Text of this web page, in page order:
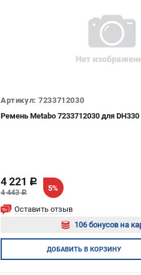
Артикул: 7233712030
Ремень Metabo 7233712030 для
4 221 c
4 443c
5%
Оставить отзыв
106 бонусов на
Авторизуйтесь
ДОБАВИТЬВ КОРЗИНУ